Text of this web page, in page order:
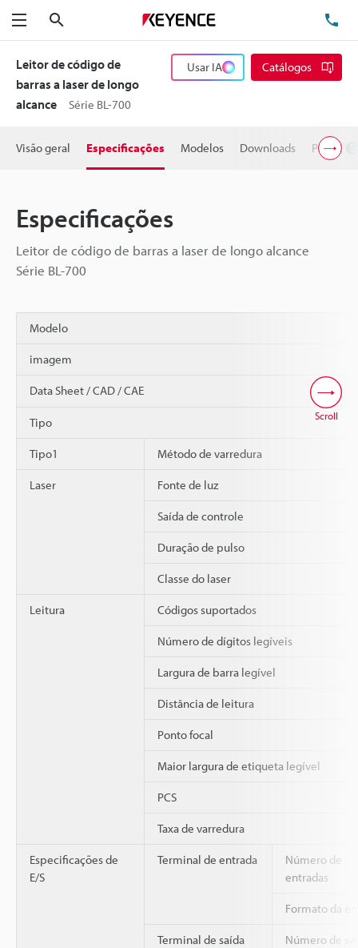
Menu
Leitor de código de
barras a laser de longo
alcance
Série BL-700
Usar IA Catálogos
Visão geral Especificações Modelos Downloads Preço
Especificações
Leitor de código de barras a laser de longo alcance
Série BL-700
Modelo
imagem
Data Sheet / CAD / CAE
Tipo
Tipo1 Método de varredura
Laser Fonte de luz
Saída de controle
Duração de pulso
Classe do laser
Leitura Códigos suportados
Número de dígitos legíveis
Largura de barra legível
Distância de leitura
Ponto focal
Maior largura de etiqueta legível
PCS
Taxa de varredura
Especificações de
E/S
Terminal de entrada
Número de
entradas
Formato da
Terminal de saída Número de
Scroll